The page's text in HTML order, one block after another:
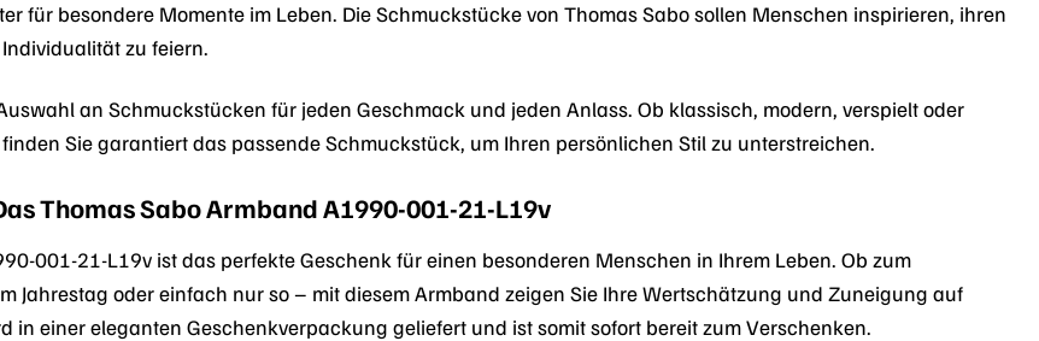
für besondere Momente im Leben. Die Schmuckstücke von Thomas Sabo sollen Menschen inspirieren, ihren
zu feiern.
an Schmuckstücken für jeden Geschmack und jeden Anlass. Ob klassisch, modern, verspielt oder
Sie garantiert das passende Schmuckstück, um Ihren persönlichen Stil zu unterstreichen.
Thomas Sabo Armband A1990-001-21-L19v
001-21-L19v ist das perfekte Geschenk für einen besonderen Menschen in Ihrem Leben. Ob zum
Jahrestag oder einfach nur so – mit diesem Armband zeigen Sie Ihre Wertschätzung und Zuneigung auf
in einer eleganten Geschenkverpackung geliefert und ist somit sofort bereit zum Verschenken.